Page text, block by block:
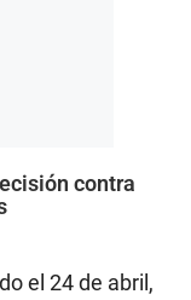
contra
el 24 de abril,